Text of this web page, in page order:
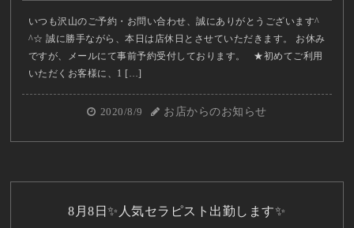
いつも沢山のご予約・お問い合わせ、誠にありがとうございます^
^☆ 誠に勝手ながら、本日は店休日とさせていただきます。 お休み
ですが、メールにて事前予約受付しております。 ★初めてご利用
いただくお客様に、1 […]
2020/8/9 お店からのお知らせ
8月8日✨人気セラピスト出勤します✨